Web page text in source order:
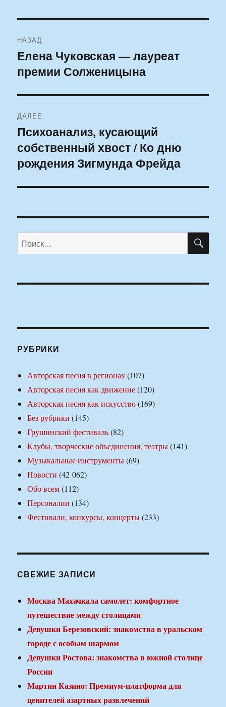
по
записям
НАЗАД
Предыдущая
запись:
Елена Чуковская — лауреат
премии Солженицына
ДАЛЕЕ
Следующая
запись:
Психоанализ, кусающий
собственный хвост / Ко дню
рождения Зигмунда Фрейда
Искать:
РУБРИКИ
Авторская песня в регионах(107)
Авторская песня как движение(120)
Авторская песня как искусство(169)
Без рубрики (145)
Грушинский фестиваль(82)
Клубы, творческие объединения, театры(141)
Музыкальные инструменты(69)
Новости (42 062)
Обо всем(112)
Персоналии (134)
Фестивали, конкурсы, концерты(233)
СВЕЖИЕ ЗАПИСИ
Москва Махачкала самолет: комфортное
путешествие между столицами
Девушки Березовский: знакомства в уральском
городе с особым шармом
Девушки Ростова: знакомства в южной столице
России
Мартин Казино: Премиум-платформа для
ценителей азартных развлечений